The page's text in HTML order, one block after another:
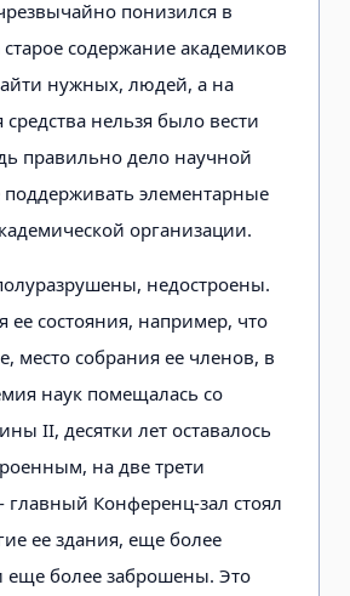
понизился в
содержание академиков
нужных, людей, а на
средства нельзя было вести
правильно дело научной
элементарные
организации.
недостроены.
ее состояния, например, что
место собрания ее членов, в
наук помещалась со
II, десятки лет оставалось
на две трети
Конференц-зал стоял
ее здания, еще более
еще более заброшены. Это